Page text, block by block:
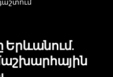
Երևանում.